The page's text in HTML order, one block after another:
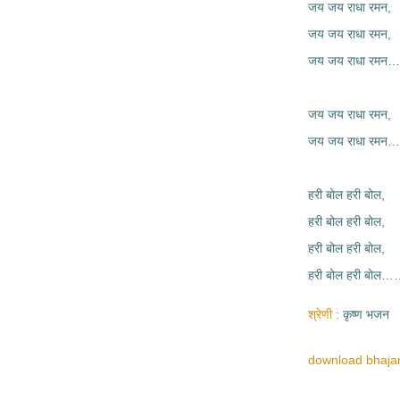
जय जय राधा रमन,
जय जय राधा रमन,
जय जय राधा
जय जय राधा रमन,
जय जय राधा
हरी बोल हरी बोल,
हरी बोल हरी बोल,
हरी बोल हरी बोल,
हरी बोल हरी
श्रेणी कृष्ण भजन
download